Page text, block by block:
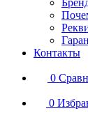
Контакты
0
0